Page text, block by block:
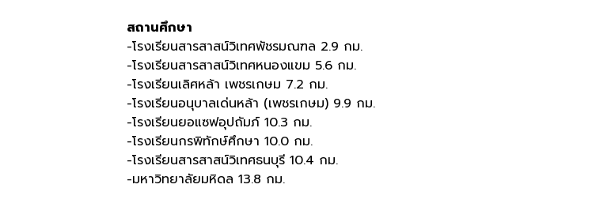
สถานศึกษา
-โรงเรียนสารสาสน์วิเทศพัชรมณฑล 2.9 กม.
-โรงเรียนสารสาสน์วิเทศหนองแขม 5.6 กม.
-โรงเรียนเลิศหล้า เพชรเกษม 7.2 กม.
-โรงเรียนอนุบาลเด่นหล้า (เพชรเกษม) 9.9 กม.
-โรงเรียนยอแซฟอุปถัมภ์ 10.3 กม.
-โรงเรียนกรพิทักษ์ศึกษา 10.0 กม.
-โรงเรียนสารสาสน์วิเทศธนบุรี 10.4 กม.
-มหาวิทยาลัยมหิดล 13.8 กม.